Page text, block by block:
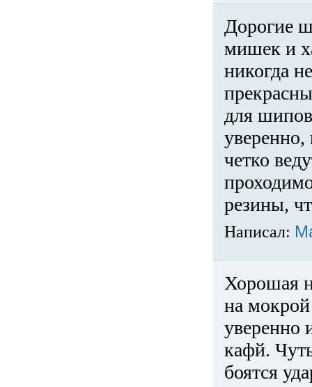
Дорогие
мишек и
никогда
для
четко
резины,
Написал:
Хорошая
на
уверенно
кафй.
боятся